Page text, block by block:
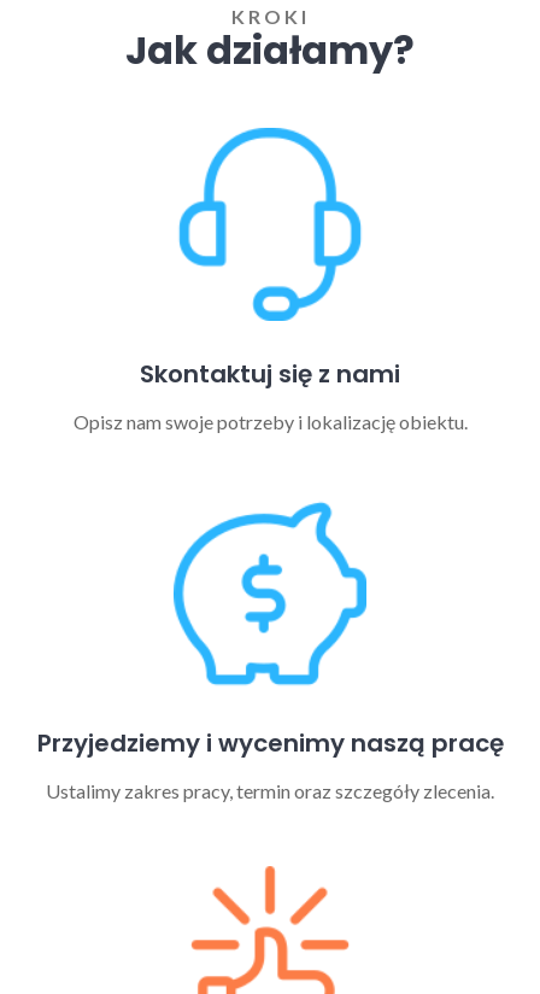
KROKI
Jak działamy?
Skontaktuj się z nami
Opisz nam swoje potrzeby i lokalizację obiektu.
Przyjedziemy i wycenimy naszą pracę
Ustalimy zakres pracy, termin oraz szczegóły zlecenia.